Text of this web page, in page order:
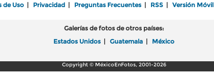
de Uso Privacidad Preguntas Frecuentes RSS Versión Móvil
Galerías de fotos de otros países:
Estados Unidos
Guatemala México
Copyright © MéxicoEnFotos, 2001-2026